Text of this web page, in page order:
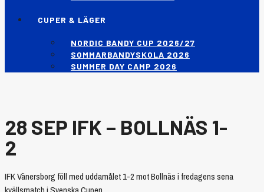
CUPER & LÄGER
NORDIC BANDY CUP 2026/27
SOMMARBANDYSKOLA 2026
SUMMER DAY CAMP 2026
28 SEP IFK – BOLLNÄS 1-
2
IFK Vänersborg föll med uddamålet 1-2 mot Bollnäs i fredagens sena